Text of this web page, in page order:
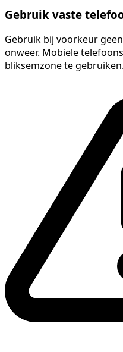
Gebruik vaste
Gebruik bij voorkeur
onweer. Mobiele
bliksemzone te gebruiken.